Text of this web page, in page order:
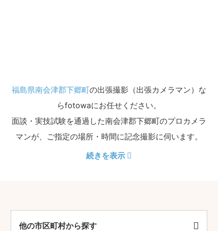
福島県南会津郡下郷町の出張撮影（出張カメラマン）な
らfotowaにお任せください。
面談・実技試験を通過した南会津郡下郷町のプロカメラ
マンが、ご指定の場所・時間に記念撮影に伺います。
続きを表示
他の市区町村から探す